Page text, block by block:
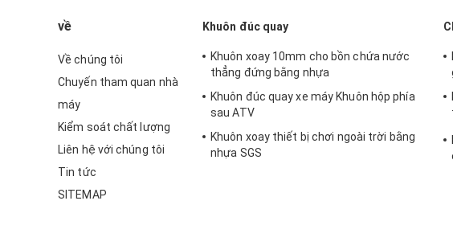
về
Về chúng tôi
Chuyến tham quan nhà
máy
Kiểm soát chất lượng
Liên hệ với chúng tôi
Tin tức
SITEMAP
Khuôn đúc quay
Khuôn xoay 10mm cho bồn chứa nước
thẳng đứng bằng nhựa
Khuôn đúc quay xe máy Khuôn hộp phía
sau ATV
Khuôn xoay thiết bị chơi ngoài trời bằng
nhựa SGS